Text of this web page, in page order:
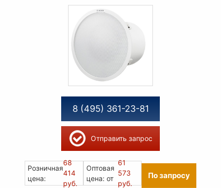
8 (495) 361-23-81
Отправить запрос
Розничная
цена:
68
414
руб.
Оптовая
цена: от
61
573
руб.
По запросу